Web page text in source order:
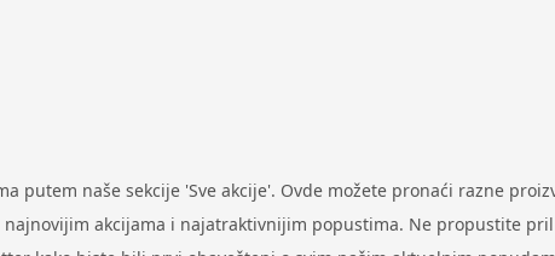
putem naše sekcije 'Sve akcije'. Ovde možete pronaći razne
akcijama i najatraktivnijim popustima. Ne propustite